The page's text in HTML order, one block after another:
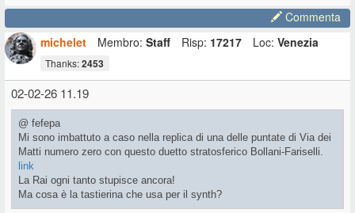
Commenta
michelet
Membro: Staff Risp: 17217 Loc: Venezia
Thanks:2453
02-02-26 11.19
@ fefepa
Mi sono imbattuto a caso nella replica di una delle puntate di Via dei
Matti numero zero con questo duetto stratosferico Bollani-Fariselli.
link
La Rai ogni tanto stupisce ancora!
Ma cosa è la tastierina che usa per il synth?